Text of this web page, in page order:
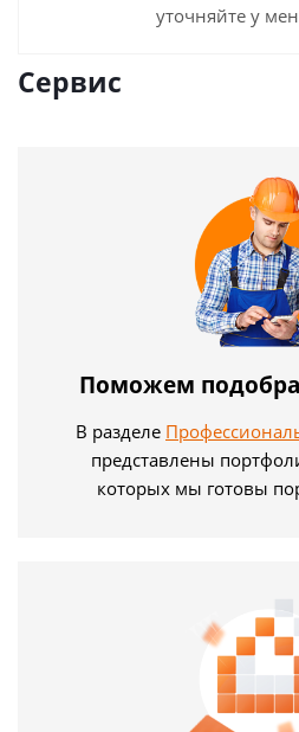
уточняйте у
Сервис
Поможем
В разделе
представлены
которых мы готовы